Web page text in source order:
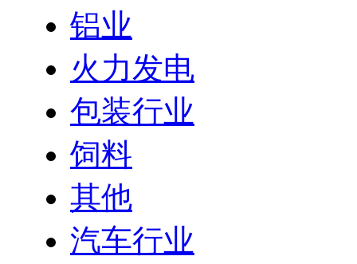
铝业
火力发电
包装行业
饲料
其他
汽车行业